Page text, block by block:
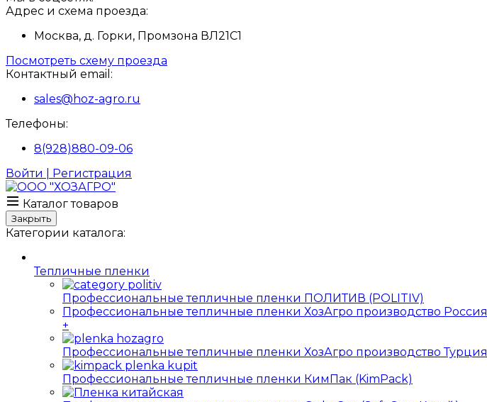
Адрес и схема проезда:
Москва, д. Горки, Промзона ВЛ21С1
Посмотреть схему проезда
Контактный email:
sales@hoz-agro.ru
Телефоны:
8(928)880-09-06
Войти | Регистрация
Каталог товаров
Закрыть
Категории каталога:
Тепличные пленки
Профессиональные тепличные пленки ПОЛИТИВ (POLITIV)
Профессиональные тепличные пленки ХозАгро производство Россия
+
Профессиональные тепличные пленки ХозАгро производство Турция
Профессиональные тепличные пленки КимПак (KimPack)